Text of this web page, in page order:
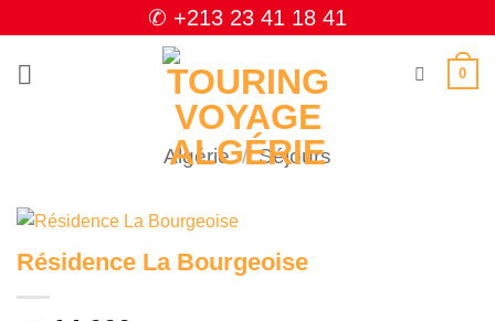
au
contenu
✆ +213 23 41 18 41
0
Algérie / Séjours
Résidence La Bourgeoise